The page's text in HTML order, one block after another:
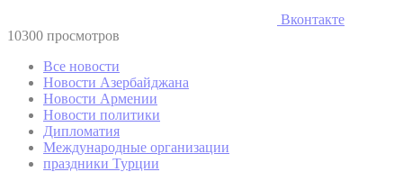
Вконтакте
10300 просмотров
Все новости
Новости Азербайджана
Новости Армении
Новости политики
Дипломатия
Международные организации
праздники Турции